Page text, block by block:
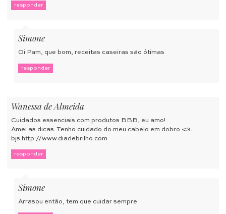
responder
Simone
Oi Pam, que bom, receitas caseiras são ótimas
responder
Wanessa de Almeida
Cuidados essenciais com produtos BBB, eu amo!
Amei as dicas. Tenho cuidado do meu cabelo em dobro <3.
bjs http://www.diadebrilho.com
responder
Simone
Arrasou então, tem que cuidar sempre